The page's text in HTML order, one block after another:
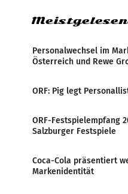
Personalwechsel im
Österreich und Rewe
ORF: Pig legt
ORF-Festspielempfang
Salzburger Festspiele
Coca-Cola präsentiert
Markenidentität